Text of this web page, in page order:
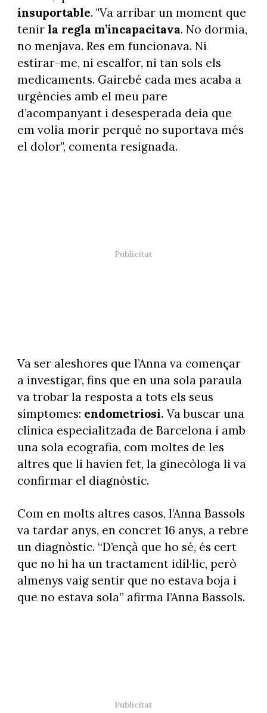
insuportable. "Va arribar un moment que
tenirla regla m’incapacitava. No dormia,
no menjava. Res em funcionava. Ni
estirar-me, ni escalfor, ni tan sols els
medicaments. Gairebé cada mes acaba a
urgències amb el meu pare
d’acompanyant i desesperada deia que
em volia morir perquè no suportava més
el dolor", comenta resignada.
Va ser aleshores que l’Anna va començar
a investigar, fins que en una sola paraula
va trobar la resposta a tots els seus
símptomes: endometriosi. Va buscar una
clínica especialitzada de Barcelona i amb
una sola ecografia, com moltes de les
altres que li havien fet, la ginecòloga li va
confirmar el diagnòstic.
Com en molts altres casos, l’Anna Bassols
va tardar anys, en concret 16 anys, a rebre
un diagnòstic. “D’ençà que ho sé, és cert
que no hi ha un tractament idíl·lic, però
almenys vaig sentir que no estava boja i
que no estava sola” afirma l’Anna Bassols.